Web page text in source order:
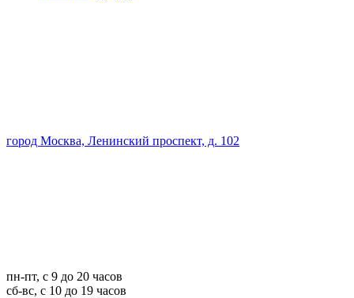
город Москва, Ленинский проспект, д. 102
пн-пт, с 9 до 20 часов
сб-вс, с 10 до 19 часов